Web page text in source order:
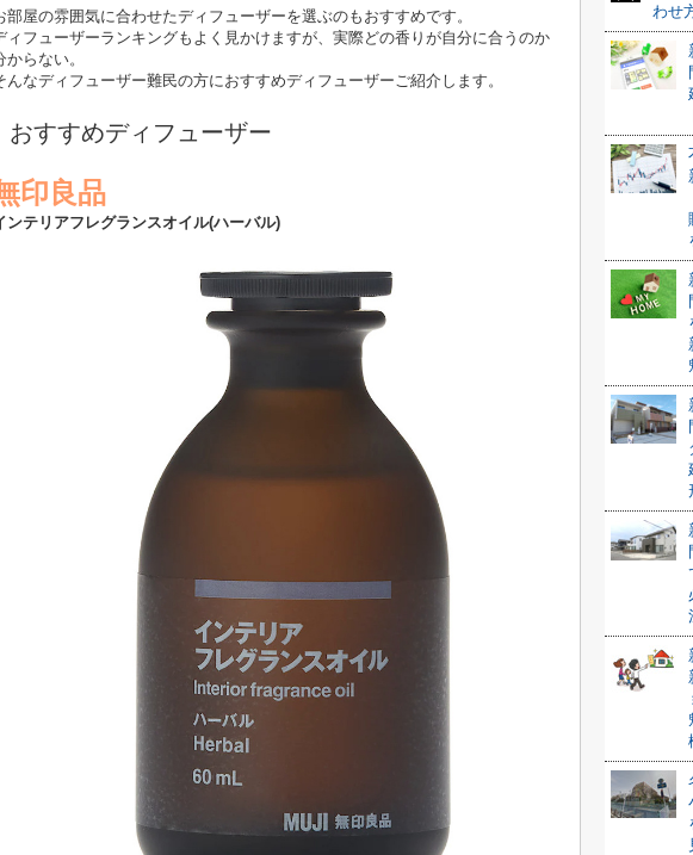
部屋の雰囲気に合わせたディフューザーを選ぶのもおすすめです。
ィフューザーランキングもよく見かけますが、実際どの香りが自分に合うのか
からない。
んなディフューザー難民の方におすすめディフューザーご紹介します。
おすすめディフューザー
印良品
ンテリアフレグランスオイル(ハーバル)
わせ